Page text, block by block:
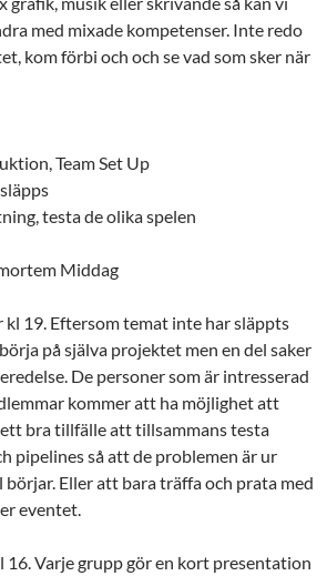
med mixade kompetenser. Inte redo
kom förbi och och se vad som sker när
Team Set Up
testa de olika spelen
Middag
19. Eftersom temat inte har släppts
på själva projektet men en del saker
De personer som är intresserad
kommer att ha möjlighet att
bra tillfälle att tillsammans testa
pipelines så att de problemen är ur
börjar. Eller att bara träffa och prata med
eventet.
16. Varje grupp gör en kort presentation